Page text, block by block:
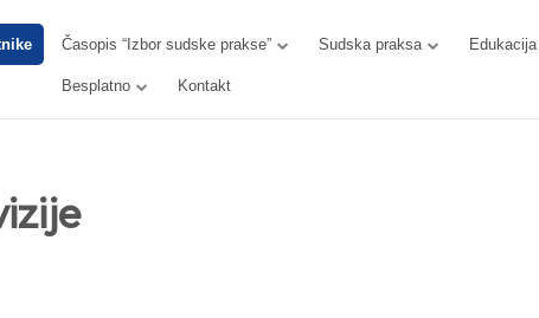
Časopis “Izbor sudske prakse” Sudska praksa Edukacija
Besplatno Kontakt